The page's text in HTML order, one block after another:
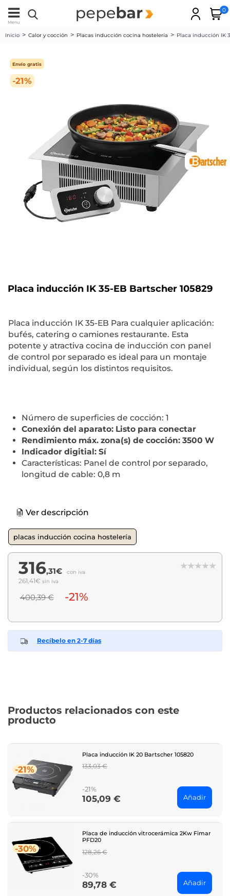
Menu
0
Inicio Calor y cocción Placas inducción cocina hostelería Placa inducción IK
-21%
Envío gratis
Placa inducción IK 35-EB Bartscher 105829
Placa inducción IK 35-EB Para cualquier aplicación:
bufés, catering o camiones restaurante. Esta
potente y atractiva cocina de inducción con panel
de control por separado es ideal para un montaje
individual, según los distintos requisitos.
Número de superficies de cocción: 1
Conexión del aparato: Listo para conectar
Rendimiento máx. zona(s) de cocción: 3500 W
Indicador digitial: Sí
Características: Panel de control por separado,
longitud de cable: 0,8 m
Ver descripción
placas inducción cocina hostelería
316,31€ con iva
261,41€ sin iva
400,39 € -21%
Recíbelo en 2-7 días
Productos relacionados con este
producto
-21%
Placa inducción IK 20 Bartscher 105820
Regular
133,03 €
-21%
Price
105,09 € Añadir
-30%
Placa de inducción vitrocerámica 2Kw Fimar
PFD20
Regular
128,26 €
-30%
Price
89,78 € Añadir